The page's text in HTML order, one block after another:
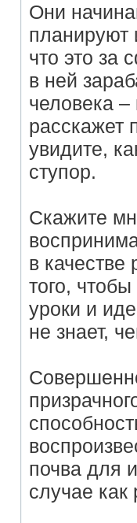
Они
планируют
что это за
в ней
человека –
расскажет
увидите,
ступор.
Скажите
в качестве
того,
уроки и
не знает,
почва для
случае как